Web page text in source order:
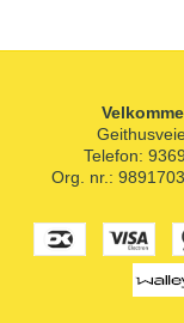
Telefon:
Org. nr. :